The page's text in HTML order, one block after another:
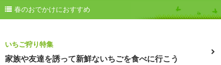
春のおでかけにおすすめ
いちご狩り特集
家族や友達を誘って新鮮ないちごを食べに行こう